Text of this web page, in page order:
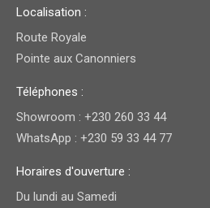
Localisation :
Route Royale
Pointe aux Canonniers
Téléphones :
Showroom : +230 260 33 44
WhatsApp : +230 59 33 44 77
Horaires d'ouverture :
Du lundi au Samedi